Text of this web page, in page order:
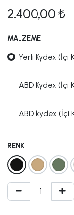
2.400,00 ₺
MALZEME
Yerli Kydex (İçi
ABD Kydex (İçi
ABD kydex (İçi
RENK